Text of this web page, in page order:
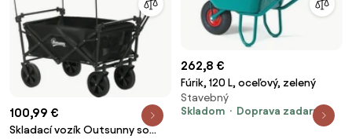
100,99 €
Skladací vozík Outsunny so
262,8 €
Fúrik, 120 L, oceľový, zelený
Stavebný
Skladom
Doprava zadarmo